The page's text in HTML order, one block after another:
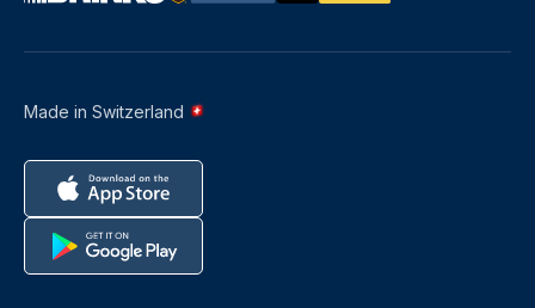
Made in Switzerland